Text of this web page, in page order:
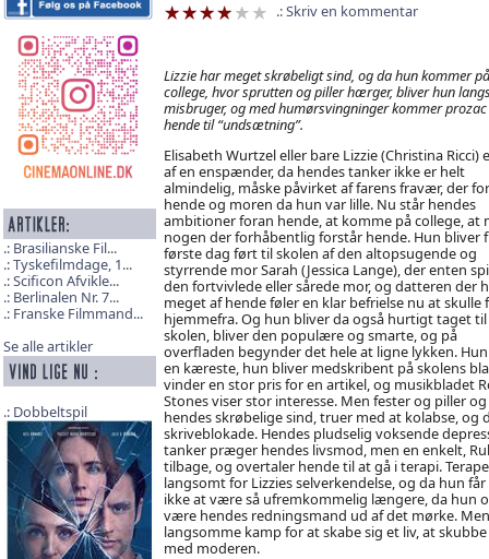
Brasilianske Fil...
Tyskefilmdage, 1...
Scificon Afvikle...
Berlinalen Nr. 7...
Franske Filmmand...
Se alle artikler
Dobbeltspil
Skriv en kommentar
Lizzie har meget skrøbeligt sind, og da hun kommer på
college, hvor sprutten og piller hærger, bliver hun
misbruger, og med humørsvingninger kommer prozac
hende til “undsætning”.
Elisabeth Wurtzel eller bare Lizzie (Christina Ricci)
af en enspænder, da hendes tanker ikke er helt
almindelig, måske påvirket af farens fravær, der
hende og moren da hun var lille. Nu står hendes
ambitioner foran hende, at komme på college, at
nogen der forhåbentlig forstår hende. Hun bliver
første dag ført til skolen af den altopsugende og
styrrende mor Sarah (Jessica Lange), der enten
den fortvivlede eller sårede mor, og datteren der
meget af hende føler en klar befrielse nu at skulle
hjemmefra. Og hun bliver da også hurtigt taget til
skolen, bliver den populære og smarte, og på
overfladen begynder det hele at ligne lykken.
en kæreste, hun bliver medskribent på skolens
vinder en stor pris for en artikel, og musikbladet
Stones viser stor interesse. Men fester og piller og
hendes skrøbelige sind, truer med at kolabse,
skriveblokade. Hendes pludselig voksende
tanker præger hendes livsmod, men en enkelt,
tilbage, og overtaler hende til at gå i terapi.
langsomt for Lizzies selverkendelse, og da hun
ikke at være så ufremkommelig længere, da hun
være hendes redningsmand ud af det mørke.
langsomme kamp for at skabe sig et liv, at
med moderen.